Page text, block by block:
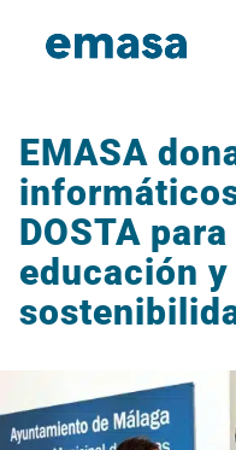
EMASA
DOSTA
educación y